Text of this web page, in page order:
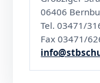
06406
Tel. 03471/
Fax 03471/